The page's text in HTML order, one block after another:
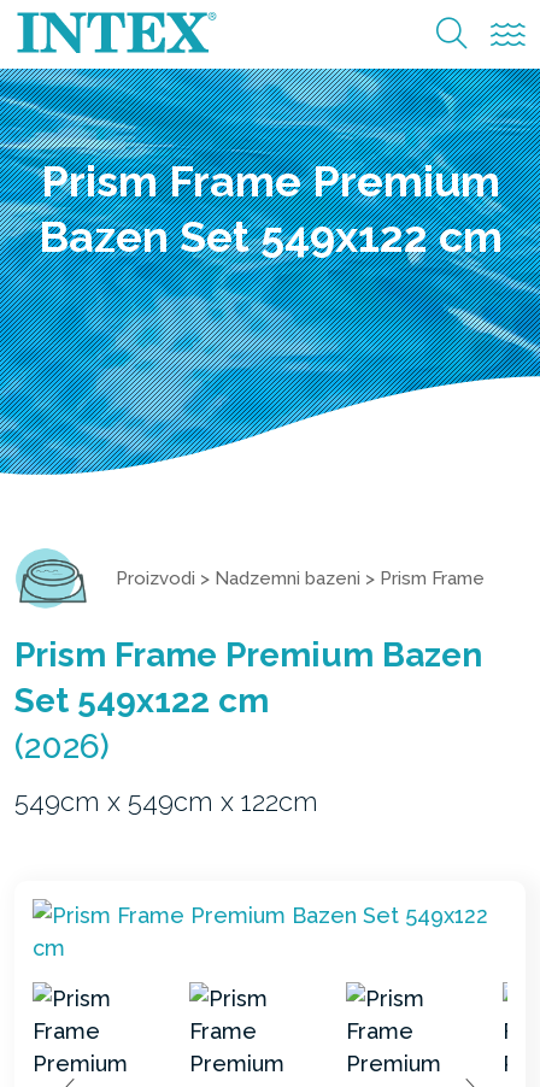
Prism Frame Premium
Bazen Set 549x122 cm
Proizvodi > Nadzemni bazeni > Prism Frame
Prism Frame Premium Bazen
Set 549x122 cm
(2026)
549cm x 549cm x 122cm